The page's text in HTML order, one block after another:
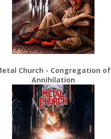
Church - Congregation of
Annihilation